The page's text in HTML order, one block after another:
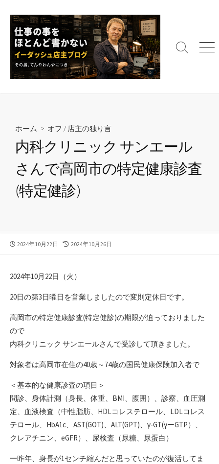
キ
検
メ
ホーム > オフ / 店主の独り言
内科クリニック サンエール
さんで高岡市の特定健康診査
(特定健診)
公
2024年10月22日
最
新
日
2024年10月26日
2024年10月22日（火）
20日の第3日曜日を営業しましたので変則定休日です。
高岡市の特定健康診査(特定健診)の期限が迫っておりました
ので
内科クリニック サンエールさんで受診して頂きました。
対象者は高岡市在住の40歳～74歳の国民健康保険加入者で
＜基本的な健康診査の項目＞
問診、身体計測（身長、体重、BMI、腹囲）、診察、血圧測
定、血液検査（中性脂肪、HDLコレステロール、LDLコレス
テロール、HbA1c、AST(GOT)、ALT(GPT)、γ-GT(γーGTP）、
クレアチニン、eGFR）、尿検査（尿糖、尿蛋白）
一昨年、身長が1センチ縮んだと思っていたのが復活してま